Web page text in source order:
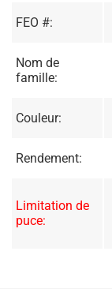
FEO #:
Nom de
famille:
Couleur:
Rendement:
Limitation de
puce: